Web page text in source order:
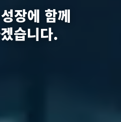
장에 함께
습니다.